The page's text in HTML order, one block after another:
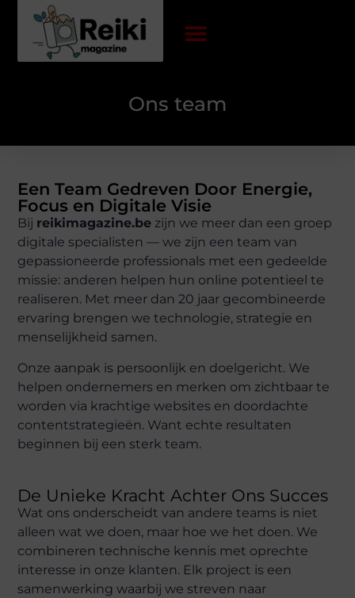
Ons team
Een Team Gedreven Door Energie,
Focus en Digitale Visie
Bij reikimagazine.be zijn we meer dan een groep
digitale specialisten — we zijn een team van
gepassioneerde professionals met een gedeelde
missie: anderen helpen hun online potentieel te
realiseren. Met meer dan 20 jaar gecombineerde
ervaring brengen we technologie, strategie en
menselijkheid samen.
Onze aanpak is persoonlijk en doelgericht. We
helpen ondernemers en merken om zichtbaar te
worden via krachtige websites en doordachte
contentstrategieën. Want echte resultaten
beginnen bij een sterk team.
De Unieke Kracht Achter Ons Succes
Wat ons onderscheidt van andere teams is niet
alleen wat we doen, maar hoe we het doen. We
combineren technische kennis met oprechte
interesse in onze klanten. Elk project is een
samenwerking waarbij we streven naar